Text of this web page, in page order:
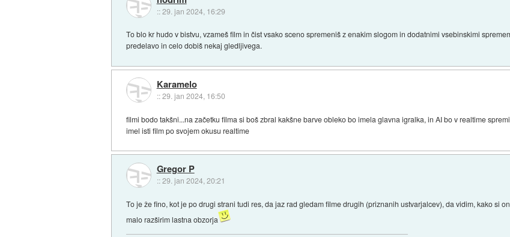
::29. jan 2024, 16:29
To blo kr hudo v bistvu, vzameš film in čist vsako sceno spremeniš z enakim slogom in dodatnimi vsebinskimi
predelavo in celo dobiš nekaj gledljivega.
Karamelo
::29. jan 2024, 16:50
filmi bodo takšni...na začetku filma si boš zbral kakšne barve obleko bo imela glavna igralka, in AI bo v realtime
imel isti film po svojem okusu realtime
Gregor P
::29. jan 2024, 20:21
To je že fino, kot je po drugi strani tudi res, da jaz rad gledam filme drugih (priznanih ustvarjalcev), da vidim, kako si
malo razširim lastna obzorja